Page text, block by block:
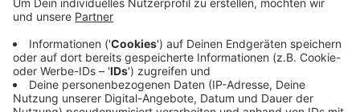
Demnach ist der Anteil schwerer Unfälle durch zu
hohes Tempo in den vergangenen 10 Jahren deutlich